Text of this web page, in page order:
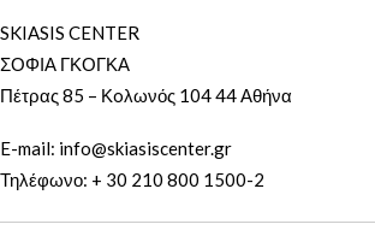
SKIASIS CENTER
ΣΟΦΙΑ ΓΚΟΓΚΑ
Πέτρας 85 – Κoλωνός 104 44 Αθήνα
E-mail: info@skiasiscenter.gr
Τηλέφωνο: + 30 210 800 1500-2